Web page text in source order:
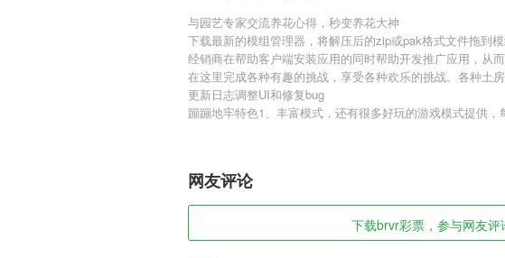
与园艺专家交流养花心得，秒变养花大神
下载最新的模组管理器，将解压后的zip或pak格式文件拖到
经销商在帮助客户端安装应用的同时帮助开发推广应用，从而
在这里完成各种有趣的挑战，享受各种欢乐的挑战。各种土房
更新日志调整UI和修复bug
蹦蹦地牢特色1、丰富模式，还有很多好玩的游戏模式提供
网友评论
下载brvr彩票，参与网友